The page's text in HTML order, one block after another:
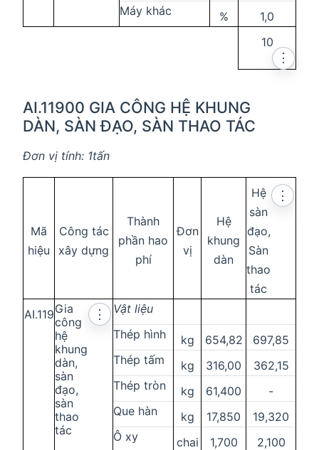
Máy khác
%
1,0
10
AI.11900 GIA CÔNG HỆ KHUNG
DÀN, SÀN ĐẠO, SÀN THAO TÁC
⋮
Đơn vị tính: 1tấn
Mã
hiệu
Công tác
xây dựng
Thành
phần hao
phí
Đơn
vị
Hệ
khung
dàn
Hệ
sàn
đạo,
Sàn
thao
tác
⋮
AI.119Gia
công
hệ
khung
dàn,
sàn
đạo,
sàn
thao
tác
⋮
Vật liệu
Thép hình
kg 654,82
697,85
Thép tấm
kg 316,00
362,15
Thép tròn
kg 61,400
-
Que hàn
kg 17,850
19,320
Ô xy
chai 1,700
2,100